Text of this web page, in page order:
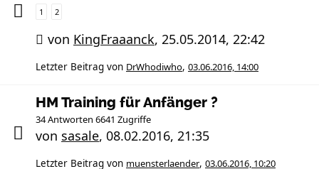
1 2
von KingFraaanck, 25.05.2014, 22:42
Letzter Beitrag von DrWhodiwho, 03.06.2016, 14:00
HM Training für Anfänger ?
34 Antworten 6641 Zugriffe
von sasale, 08.02.2016, 21:35
Letzter Beitrag von muensterlaender, 03.06.2016, 10:20